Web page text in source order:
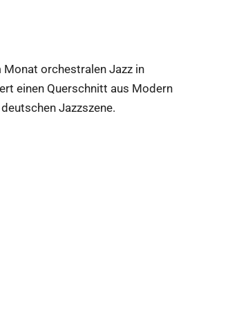
orchestralen Jazz in
einen Querschnitt aus Modern
Jazzszene.